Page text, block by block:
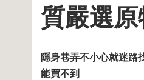
質嚴選原
隱身巷弄不小心就迷路
能買不到